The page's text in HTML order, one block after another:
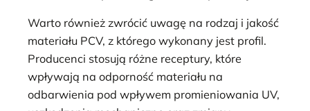
Warto również zwrócić uwagę na rodzaj i jakość
materiału PCV, z którego wykonany jest profil.
Producenci stosują różne receptury, które
wpływają na odporność materiału na
odbarwienia pod wpływem promieniowania UV,